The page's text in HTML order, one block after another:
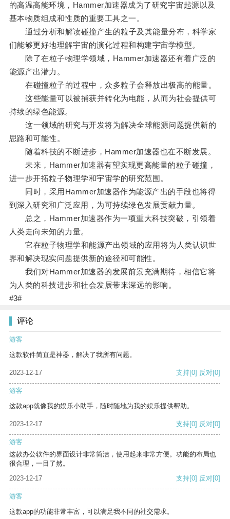
的高温高能环境，Hammer加速器成为了研究宇宙起源以及
基本物质组成和性质的重要工具之一。
通过分析和解读碰撞产生的粒子及其能量分布，科学家
们能够更好地理解宇宙的演化过程和构建宇宙学模型。
除了在粒子物理学领域，Hammer加速器还有着广泛的
能源产出潜力。
在碰撞粒子的过程中，众多粒子会释放出极高的能量。
这些能量可以被捕获并转化为电能，从而为社会提供可
持续的绿色能源。
这一领域的研究与开发将为解决全球能源问题提供新的
思路和可能性。
随着科技的不断进步，Hammer加速器也在不断发展。
未来，Hammer加速器有望实现更高能量的粒子碰撞，
进一步开拓粒子物理学和宇宙学的研究范围。
同时，采用Hammer加速器作为能源产出的手段也将得
到深入研究和广泛应用，为可持续绿色发展贡献力量。
总之，Hammer加速器作为一项重大科技突破，引领着
人类走向未知的力量。
它在粒子物理学和能源产出领域的应用将为人类认识世
界和解决现实问题提供新的途径和可能性。
我们对Hammer加速器的发展前景充满期待，相信它将
为人类的科技进步和社会发展带来深远的影响。
#3#
评论
游客
这款软件简直是神器，解决了我所有问题。
2023-12-17 支持[0] 反对[0]
游客
这款app就像我的娱乐小助手，随时随地为我的娱乐提供帮助。
2023-12-17 支持[0] 反对[0]
游客
这款办公软件的界面设计非常简洁，使用起来非常方便。功能的布局也
很合理，一目了然。
2023-12-17
支持[0] 反对[0]
游客
这款app的功能非常丰富，可以满足我不同的社交需求。